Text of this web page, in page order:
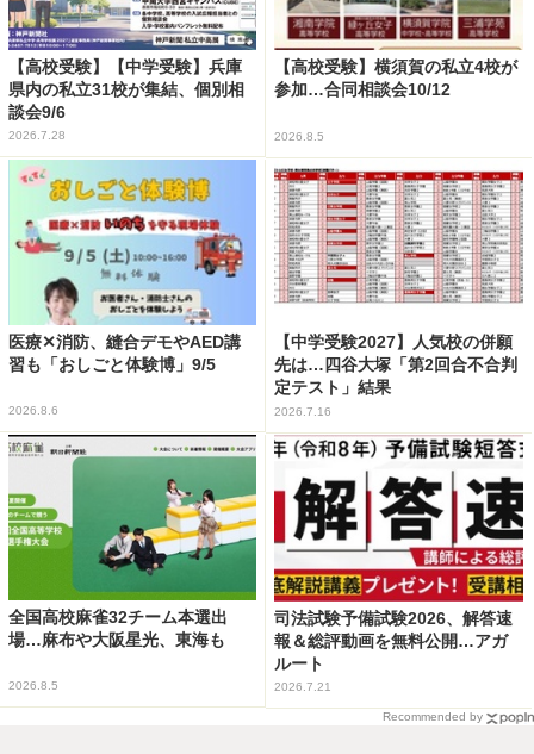
【高校受験】【中学受験】兵庫
県内の私立31校が集結、個別相
談会9/6
2026.7.28
【高校受験】横須賀の私立4校が
参加…合同相談会10/12
2026.8.5
医療✕消防、縫合デモやAED講
習も「おしごと体験博」9/5
2026.8.6
【中学受験2027】人気校の併願
先は…四谷大塚「第2回合不合判
定テスト」結果
2026.7.16
全国高校麻雀32チーム本選出
場…麻布や大阪星光、東海も
2026.8.5
司法試験予備試験2026、解答速
報＆総評動画を無料公開…アガ
ルート
2026.7.21
Recommended by